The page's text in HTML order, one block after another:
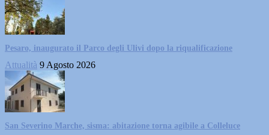
Pesaro, inaugurato il Parco degli Ulivi dopo la riqualificazione
Attualità 9 Agosto 2026
San Severino Marche, sisma: abitazione torna agibile a Colleluce